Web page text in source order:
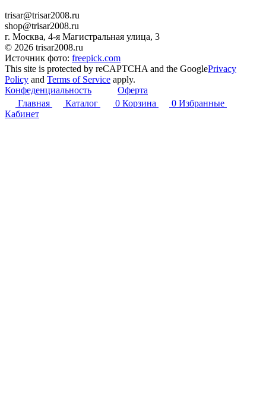
trisar@trisar2008.ru
shop@trisar2008.ru
г. Москва, 4-я Магистральная улица, 3
© 2026 trisar2008.ru
Источник фото: freepick.com
This site is protected by reCAPTCHA and the GooglePrivacy
Policy and Terms of Service apply.
Конфеденциальность
Оферта
Главная
Каталог 0 Корзина 0 Избранные
Кабинет